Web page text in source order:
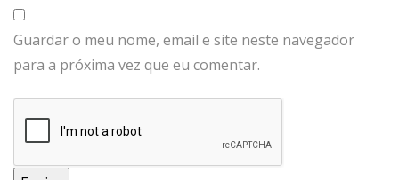
Guardar o meu nome, email e site neste navegador
para a próxima vez que eu comentar.